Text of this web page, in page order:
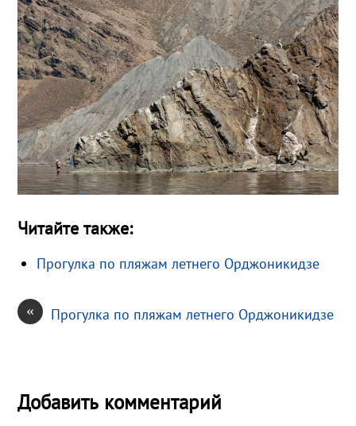
Читайте также:
Прогулка по пляжам летнего Орджоникидзе
« Прогулка по пляжам летнего Орджоникидзе
Добавить комментарий